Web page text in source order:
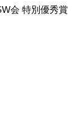
会 特別優秀賞